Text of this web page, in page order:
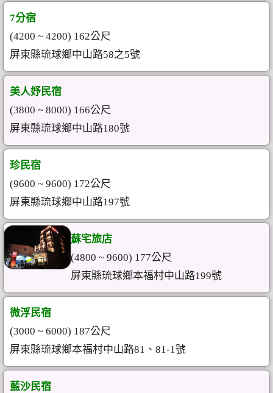
7分宿
(4200 ~ 4200) 162公尺
屏東縣琉球鄉中山路58之5號
美人妤民宿
(3800 ~ 8000) 166公尺
屏東縣琉球鄉中山路180號
珍民宿
(9600 ~ 9600) 172公尺
屏東縣琉球鄉中山路197號
蘇宅旅店
(4800 ~ 9600) 177公尺
屏東縣琉球鄉本福村中山路199號
微浮民宿
(3000 ~ 6000) 187公尺
屏東縣琉球鄉本福村中山路81、81-1號
藍沙民宿